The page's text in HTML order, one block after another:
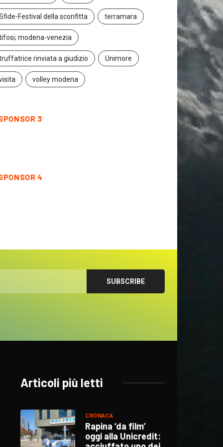
20 Marzo 2024
Festival della sconfitta terramara
modena-venezia
rinviata a giudizio Unimore
volley modena
3
4
Articoli più letti
CRONACA
Rapina ‘da film’
oggi alla Unicredit: